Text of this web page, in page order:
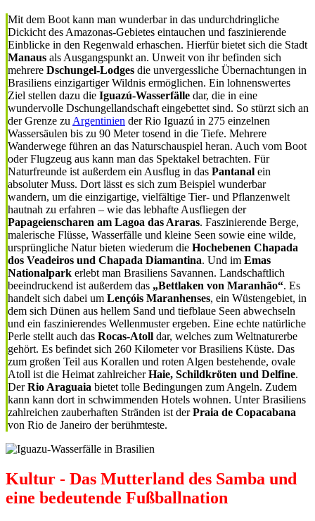
Mit dem Boot kann man wunderbar in das undurchdringliche
Dickicht des Amazonas-Gebietes eintauchen und faszinierende
Einblicke in den Regenwald erhaschen. Hierfür bietet sich die Stadt
Manaus als Ausgangspunkt an. Unweit von ihr befinden sich
mehrere Dschungel-Lodges die unvergessliche Übernachtungen in
Brasiliens einzigartiger Wildnis ermöglichen. Ein lohnenswertes
Ziel stellen dazu die Iguazú-Wasserfälle dar, die in eine
wundervolle Dschungellandschaft eingebettet sind. So stürzt sich an
der Grenze zu Argentinien der Rio Iguazú in 275 einzelnen
Wassersäulen bis zu 90 Meter tosend in die Tiefe. Mehrere
Wanderwege führen an das Naturschauspiel heran. Auch vom Boot
oder Flugzeug aus kann man das Spektakel betrachten. Für
Naturfreunde ist außerdem ein Ausflug in das Pantanal ein
absoluter Muss. Dort lässt es sich zum Beispiel wunderbar
wandern, um die einzigartige, vielfältige Tier- und Pflanzenwelt
hautnah zu erfahren – wie das lebhafte Ausfliegen der
Papageienscharen am Lagoa das Araras. Faszinierende Berge,
malerische Flüsse, Wasserfälle und kleine Seen sowie eine wilde,
ursprüngliche Natur bieten wiederum die Hochebenen Chapada
dos Veadeiros und Chapada Diamantina. Und im Emas
Nationalpark erlebt man Brasiliens Savannen. Landschaftlich
beeindruckend ist außerdem das „Bettlaken von Maranhão“. Es
handelt sich dabei um Lençóis Maranhenses, ein Wüstengebiet, in
dem sich Dünen aus hellem Sand und tiefblaue Seen abwechseln
und ein faszinierendes Wellenmuster ergeben. Eine echte natürliche
Perle stellt auch das Rocas-Atoll dar, welches zum Weltnaturerbe
gehört. Es befindet sich 260 Kilometer vor Brasiliens Küste. Das
zum großen Teil aus Korallen und roten Algen bestehende, ovale
Atoll ist die Heimat zahlreicherHaie, Schildkröten und Delfine.
DerRio Araguaia bietet tolle Bedingungen zum Angeln. Zudem
kann kann dort in schwimmenden Hotels wohnen. Unter Brasiliens
zahlreichen zauberhaften Stränden ist derPraia de Copacabana
von Rio de Janeiro der berühmteste.
Kultur - Das Mutterland des Samba und
eine bedeutende Fußballnation